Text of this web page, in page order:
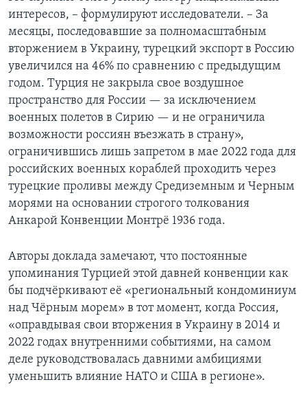
интересов, – формулируют исследователи. – За
месяцы, последовавшие за полномасштабным
вторжением в Украину, турецкий экспорт в Россию
увеличился на 46% по сравнению с предыдущим
годом. Турция не закрыла свое воздушное
пространство для России — за исключением
военных полетов в Сирию — и не ограничила
возможности россиян въезжать в страну»,
ограничившись лишь запретом в мае 2022 года для
российских военных кораблей проходить через
турецкие проливы между Средиземным и Черным
морями на основании строгого толкования
Анкарой Конвенции Монтрё 1936 года.
Авторы доклада замечают, что постоянные
упоминания Турцией этой давней конвенции как
бы подчёркивают её «региональный кондоминиум
над Чёрным морем» в тот момент, когда Россия,
«оправдывая свои вторжения в Украину в 2014 и
2022 годах внутренними событиями, на самом
деле руководствовалась давними амбициями
уменьшить влияние НАТО и США в регионе».